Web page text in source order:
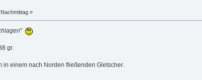
»
"
gr.
einem nach Norden fließenden Gletscher.